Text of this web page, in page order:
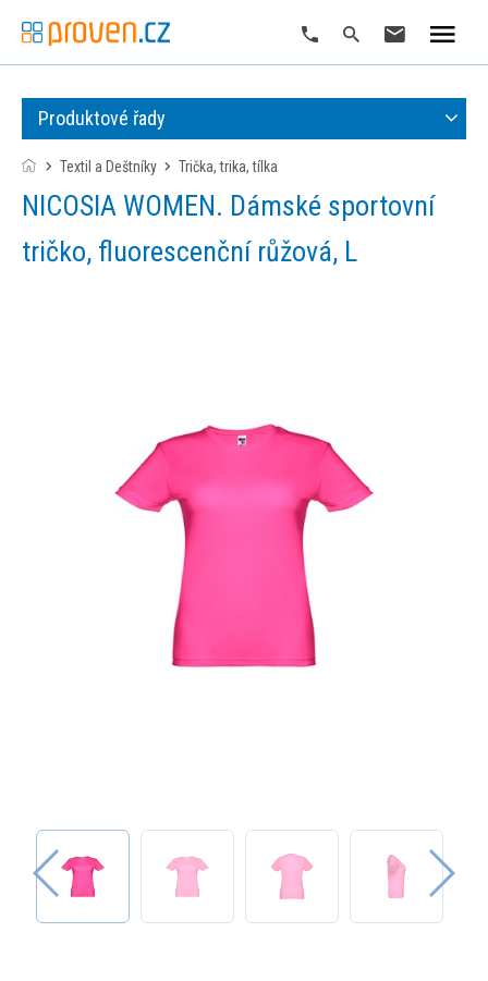
Produktové řady
Textil a Deštníky trička, trika, tílka
NICOSIA WOMEN. Dámské sportovní
tričko, fluorescenční růžová, L